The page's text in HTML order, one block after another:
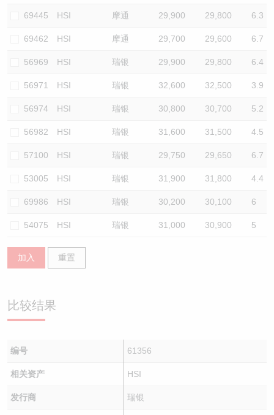
69445 HSI 摩通 29,900 29,800 6.3
69462 HSI 摩通 29,700 29,600 6.7
56969 HSI 瑞银 29,900 29,800 6.4
56971 HSI 瑞银 32,600 32,500 3.9
56974 HSI 瑞银 30,800 30,700 5.2
56982 HSI 瑞银 31,600 31,500 4.5
57100 HSI 瑞银 29,750 29,650 6.7
53005 HSI 瑞银 31,900 31,800 4.4
69986 HSI 瑞银 30,200 30,100 6
54075 HSI 瑞银 31,000 30,900 5
加入 重置
比较结果
编号 61356
相关资产 HSI
发行商 瑞银